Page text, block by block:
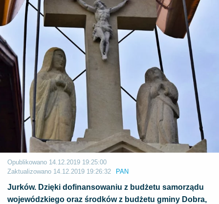
Opublikowano 14.12.2019 19:25:00
Zaktualizowano 14.12.2019 19:26:32 PAN
Jurków. Dzięki dofinansowaniu z budżetu samorządu
wojewódzkiego oraz środków z budżetu gminy Dobra,